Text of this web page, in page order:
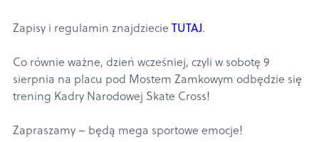
Zapisy i regulamin znajdziecie TUTAJ.
Co równie ważne, dzień wcześniej, czyli w sobotę 9
sierpnia na placu pod Mostem Zamkowym odbędzie się
trening Kadry Narodowej Skate Cross!
Zapraszamy – będą mega sportowe emocje!